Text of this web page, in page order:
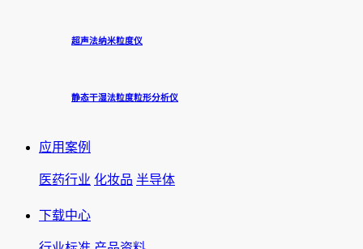
超声法纳米粒度仪
静态干湿法粒度粒形分析仪
应用案例
医药行业 化妆品 半导体
下载中心